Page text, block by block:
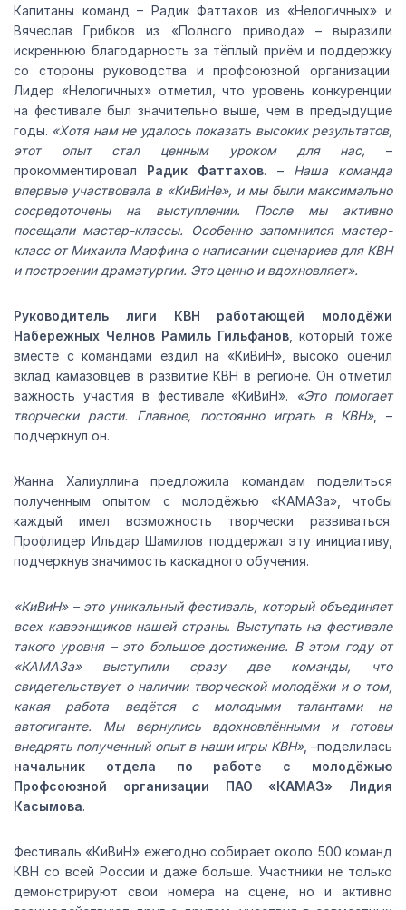
Капитаны команд – Радик Фаттахов из «Нелогичных» и
Вячеслав Грибков из «Полного привода» – выразили
искреннюю благодарность за тёплый приём и поддержку
со стороны руководства и профсоюзной организации.
Лидер «Нелогичных» отметил, что уровень конкуренции
на фестивале был значительно выше, чем в предыдущие
годы. «Хотя нам не удалось показать высоких результатов,
этот опыт стал ценным уроком для нас, –
прокомментировал Радик Фаттахов. – Наша команда
впервые участвовала в «КиВиНе», и мы были максимально
сосредоточены на выступлении. После мы активно
посещали мастер-классы. Особенно запомнился мастер-
класс от Михаила Марфина о написании сценариев для КВН
и построении драматургии. Это ценно и вдохновляет».
Руководитель лиги КВН работающей молодёжи
Набережных Челнов Рамиль Гильфанов , который тоже
вместе с командами ездил на «КиВиН», высоко оценил
вклад камазовцев в развитие КВН в регионе. Он отметил
важность участия в фестивале «КиВиН».
«Это помогает
творчески расти. Главное, постоянно играть в КВН», –
подчеркнул он.
Жанна Халиуллина предложила командам поделиться
полученным опытом с молодёжью «КАМАЗа», чтобы
каждый имел возможность творчески развиваться.
Профлидер Ильдар Шамилов поддержал эту инициативу,
подчеркнув значимость каскадного обучения.
«КиВиН» – это уникальный фестиваль, который объединяет
всех кавээнщиков нашей страны. Выступать на фестивале
такого уровня – это большое достижение. В этом году от
«КАМАЗа» выступили сразу две команды, что
свидетельствует о наличии творческой молодёжи и о том,
какая работа ведётся с молодыми талантами на
автогиганте. Мы вернулись вдохновлёнными и готовы
внедрять полученный опыт в наши игры КВН», –поделилась
начальник отдела по работе с молодёжью
Профсоюзной организации ПАО «КАМАЗ» Лидия
Касымова.
Фестиваль «КиВиН» ежегодно собирает около 500 команд
КВН со всей России и даже больше. Участники не только
демонстрируют свои номера на сцене, но и активно